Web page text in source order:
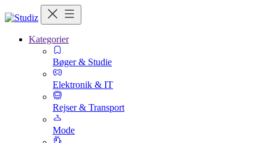
Kategorier
Bøger & Studie
Elektronik & IT
Rejser & Transport
Mode